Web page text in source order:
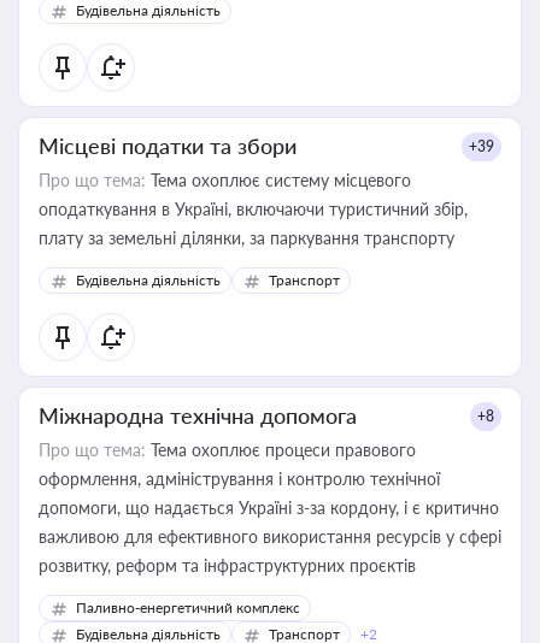
Будівельна діяльність
Місцеві податки та збори +39
Про що тема: Тема охоплює систему місцевого
оподаткування в Україні, включаючи туристичний збір,
плату за земельні ділянки, за паркування транспорту
Будівельна діяльність Транспорт
Міжнародна технічна допомога +8
Про що тема: Тема охоплює процеси правового
оформлення, адміністрування і контролю технічної
допомоги, що надається Україні з-за кордону, і є критично
важливою для ефективного використання ресурсів у сфері
розвитку, реформ та інфраструктурних проєктів
Паливно-енергетичний комплекс
Будівельна діяльність
Транспорт +2